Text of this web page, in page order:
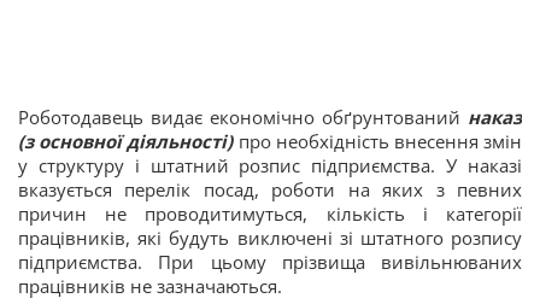
Роботодавець видає економічно обґрунтований наказ
(з основної діяльності)про необхідність внесення змін
у структуру і штатний розпис підприємства. У наказі
вказується перелік посад, роботи на яких з певних
причин не проводитимуться, кількість і категорії
працівників, які будуть виключені зі штатного розпису
підприємства. При цьому прізвища вивільнюваних
працівників не зазначаються.